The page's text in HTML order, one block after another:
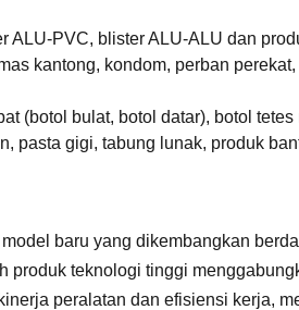
ALU-PVC, blister ALU-ALU dan
kantong, kondom, perban
(botol bulat, botol datar), botol
pasta gigi, tabung lunak, produk
baru yang dikembangkan
produk teknologi tinggi
peralatan dan efisiensi kerja,